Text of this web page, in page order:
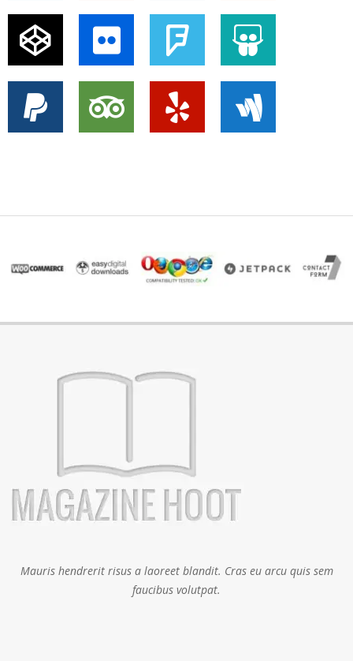
Mauris hendrerit risus a laoreet blandit. Cras eu arcu quis sem
faucibus volutpat.